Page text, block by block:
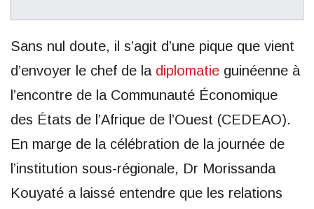
Sans nul doute, il s’agit d’une pique que vient
d’envoyer le chef de la diplomatie guinéenne à
l’encontre de la Communauté Économique
des États de l’Afrique de l’Ouest (CEDEAO).
En marge de la célébration de la journée de
l’institution sous-régionale, Dr Morissanda
Kouyaté a laissé entendre que les relations